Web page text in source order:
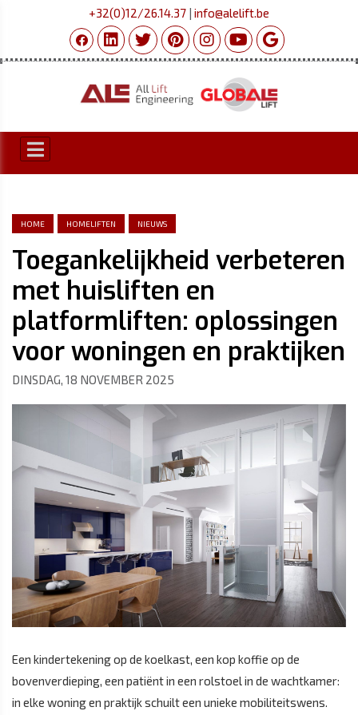
+32(0)12/26.14.37 | info@alelift.be
HOME HOMELIFTEN NIEUWS
Toegankelijkheid verbeteren
met huisliften en
platformliften: oplossingen
voor woningen en praktijken
DINSDAG, 18 NOVEMBER 2025
Een kindertekening op de koelkast, een kop koffie op de
bovenverdieping, een patiënt in een rolstoel in de wachtkamer:
in elke woning en praktijk schuilt een unieke mobiliteitswens.